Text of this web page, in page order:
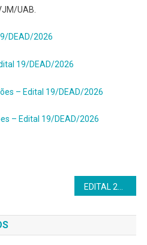
UAB.
DEAD/2026
19/DEAD/2026
– Edital 19/DEAD/2026
– Edital 19/DEAD/2026